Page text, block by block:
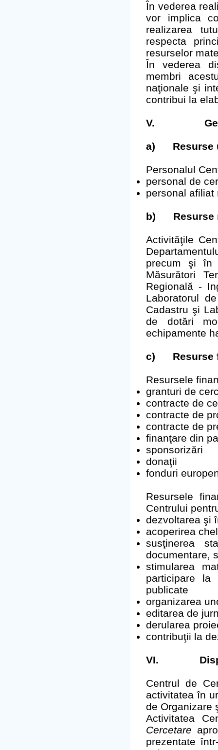
În vederea
vor implica
realizarea
respecta
resurselor
În vederea
membri
naţionale şi
contribui la
V.
a) Resurse
Personalul
personal de
personal afiliat
b) Resurse
Activităţile
precum şi în
Măsurători
Regională -
Laboratorul
Cadastru şi
de dotări
echipamente
c) Resurse
Resursele
granturi de
contracte de
contracte de
contracte de
finanţare din
sponsorizări
donaţii
fonduri
Resursele
Centrului
dezvoltarea şi
acoperirea
susţinerea
documentare,
stimularea
participare la
publicate
organizarea
editarea de
derularea
contribuţii la
VI.
Centrul de
activitatea în
de Organizare
Activitatea
Cercetare
prezentate